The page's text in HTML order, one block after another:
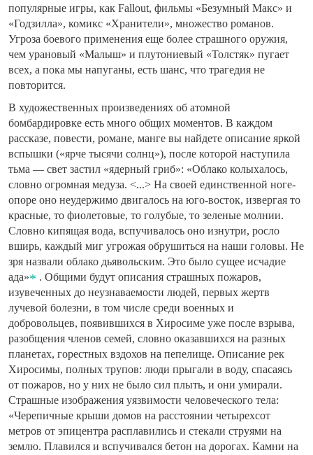
популярные игры, как Fallout, фильмы «Безумный Макс» и
«Годзилла», комикс «Хранители», множество романов.
Угроза боевого применения еще более страшного оружия,
чем урановый «Малыш» и плутониевый «Толстяк» пугает
всех, а пока мы напуганы, есть шанс, что трагедия не
повторится.
В художественных произведениях об атомной
бомбардировке есть много общих моментов. В каждом
рассказе, повести, романе, манге вы найдете описание яркой
вспышки («ярче тысячи солнц»), после которой наступила
тьма — свет застил «ядерный гриб»: «Облако колыхалось,
словно огромная медуза. <...> На своей единственной ноге-
опоре оно неудержимо двигалось на юго-восток, извергая то
красные, то фиолетовые, то голубые, то зеленые молнии.
Словно кипящая вода, вспучивалось оно изнутри, росло
вширь, каждый миг угрожая обрушиться на наши головы. Не
зря назвали облако дьявольским. Это было сущее исчадие
ада»
. Общими будут описания страшных пожаров,
изувеченных до неузнаваемости людей, первых жертв
лучевой болезни, в том числе среди военных и
добровольцев, появившихся в Хиросиме уже после взрыва,
разобщения членов семей, словно оказавшихся на разных
планетах, горестных вздохов на пепелище. Описание рек
Хиросимы, полных трупов: люди прыгали в воду, спасаясь
от пожаров, но у них не было сил плыть, и они умирали.
Страшные изображения уязвимости человеческого тела:
«Черепичные крыши домов на расстоянии четырехсот
метров от эпицентра расплавились и стекали струями на
землю. Плавился и вспучивался бетон на дорогах. Камни на